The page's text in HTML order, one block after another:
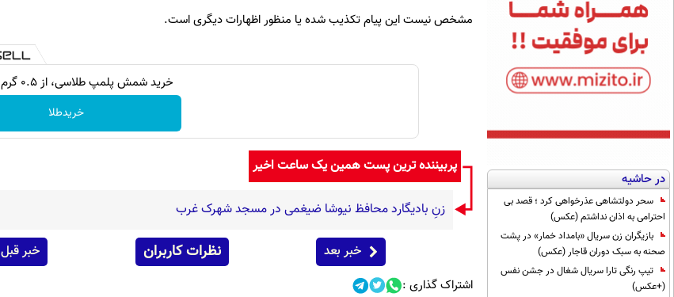
در حاشیه
سحر دولتشاهی عذرخواهی کرد ؛ قصد بی
احترامی به اذان نداشتم (عکس)
بازیگران زن سریال «بامداد خمار» در پشت
صحنه به سبک دوران قاجار (عکس)
تیپ رنگی تارا سریال شغال در جشن نفس
(+عکس)
مشخص نیست این پیام تکذیب شده یا منظور اظهارات دیگری است.
خرید شمش پلمپ طلاسی، از ۰.۵ گرم تا ۱۰ گرم
خریدطلا
پربیننده ترین پست همین یک ساعت اخیر
زنِ بادیگارد محافظ نیوشا ضیغمی در مسجد شهرک غرب
خبر بعد نظرات کاربران خبر قبل
اشتراک گذاری :